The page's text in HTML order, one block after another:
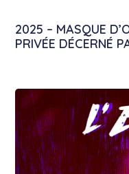
2025 – MASQUE
PRIVÉE DÉCERNÉ